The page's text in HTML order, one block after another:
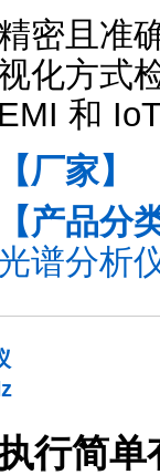
密且准
化方式
EMI 和
【厂家】
【产品分
谱分析
行简单